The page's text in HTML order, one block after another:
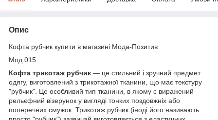
Опис
Кофта рубчик купити в магазині Мода-Позитив
Мод.015
Кофта трикотаж рубчик — це стильний і зручний предмет
одягу, виготовлений з трикотажної тканини, що має текстуру
"рубчик". Це особливий тип тканини, в якому є виражений
рельєфний візерунок у вигляді тонких поздовжніх або
поперечних смужок. Трикотаж рубчик (іноді його називають